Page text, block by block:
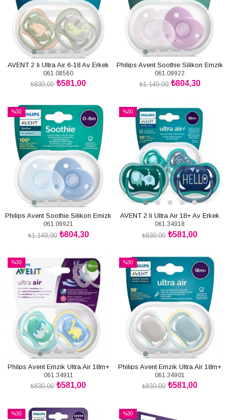
AVENT 2 li Ultra Air 6-18 Ay Erkek
Emzik
061.08560
₺581,00
₺830,00
Philips Avent Soothie Silikon Emzik
0-6 Ay
061.09922
₺804,30
₺1.149,00
%30
İndirim
%30İndirim
Philips Avent Soothie Silikon Emizk
0-6 Ay Erkek
061.09921
₺804,30
₺1.149,00
%30
İndirim
%30İndirim
AVENT 2 li Ultra Air 18+ Ay Erkek
Emzik
061.34918
₺581,00
₺830,00
%30
İndirim
%30İndirim
Philps Avent Emzik Ultra Air 18m+
061.34911
₺581,00
₺830,00
%30
İndirim
%30İndirim
Philips Avent Emzik Ultra Air 18m+
061.34901
₺581,00
₺830,00
%30
%30